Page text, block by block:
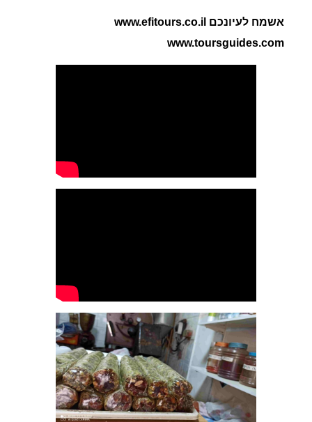
אשמח לעיונכם www.efitours.co.il
www.toursguides.com